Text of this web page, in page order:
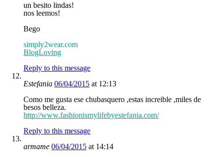
un besito lindas!
nos leemos!
Bego
simply2wear.com
BlogLoving
Reply to this message
Estefania 06/04/2015 at 12:13
Como me gusta ese chubasquero ,estas increible ,miles de
besos belleza.
http://www.fashionismylifebyestefania.com/
Reply to this message
armame 06/04/2015 at 14:14